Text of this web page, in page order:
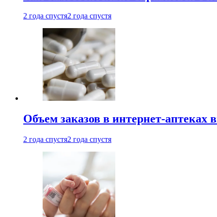
2 года спустя2 года спустя
Объем заказов в интернет-аптеках
2 года спустя2 года спустя